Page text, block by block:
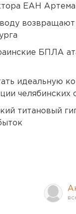
ЕАН Артема
возвращают
БПЛА
идеальную
челябинских
титановый